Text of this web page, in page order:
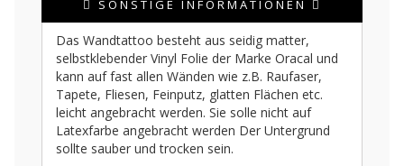
SONSTIGE INFORMATIONEN
Das Wandtattoo besteht aus seidig matter,
selbstklebender Vinyl Folie der Marke Oracal und
kann auf fast allen Wänden wie z.B. Raufaser,
Tapete, Fliesen, Feinputz, glatten Flächen etc.
leicht angebracht werden. Sie solle nicht auf
Latexfarbe angebracht werden Der Untergrund
sollte sauber und trocken sein.